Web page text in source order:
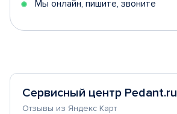
Мы онлайн, пишите, звоните
Сервисный центр Pedant.ru
Отзывы из Яндекс Карт